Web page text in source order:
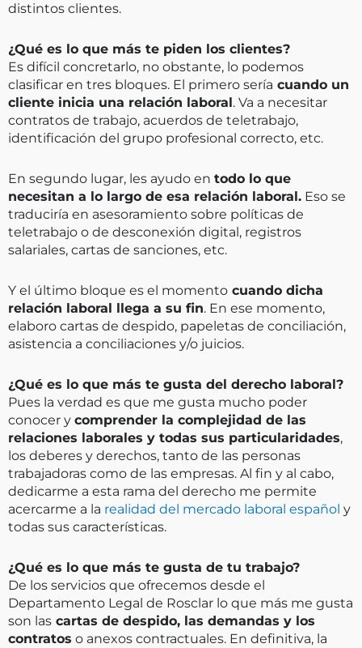
distintos clientes.
¿Qué es lo que más te piden los clientes?
Es difícil concretarlo, no obstante, lo podemos
clasificar en tres bloques. El primero sería cuando un
cliente inicia una relación laboral. Va a necesitar
contratos de trabajo, acuerdos de teletrabajo,
identificación del grupo profesional correcto, etc.
En segundo lugar, les ayudo en todo lo que
necesitan a lo largo de esa relación laboral. Eso se
traduciría en asesoramiento sobre políticas de
teletrabajo o de desconexión digital, registros
salariales, cartas de sanciones, etc.
Y el último bloque es el momento cuando dicha
relación laboral llega a su fin. En ese momento,
elaboro cartas de despido, papeletas de conciliación,
asistencia a conciliaciones y/o juicios.
¿Qué es lo que más te gusta del derecho laboral?
Pues la verdad es que me gusta mucho poder
conocer y comprender la complejidad de las
relaciones laborales y todas sus particularidades,
los deberes y derechos, tanto de las personas
trabajadoras como de las empresas. Al fin y al cabo,
dedicarme a esta rama del derecho me permite
acercarme a la realidad del mercado laboral español y
todas sus características.
¿Qué es lo que más te gusta de tu trabajo?
De los servicios que ofrecemos desde el
Departamento Legal de Rosclar lo que más me gusta
son las cartas de despido, las demandas y los
contratos o anexos contractuales. En definitiva, la